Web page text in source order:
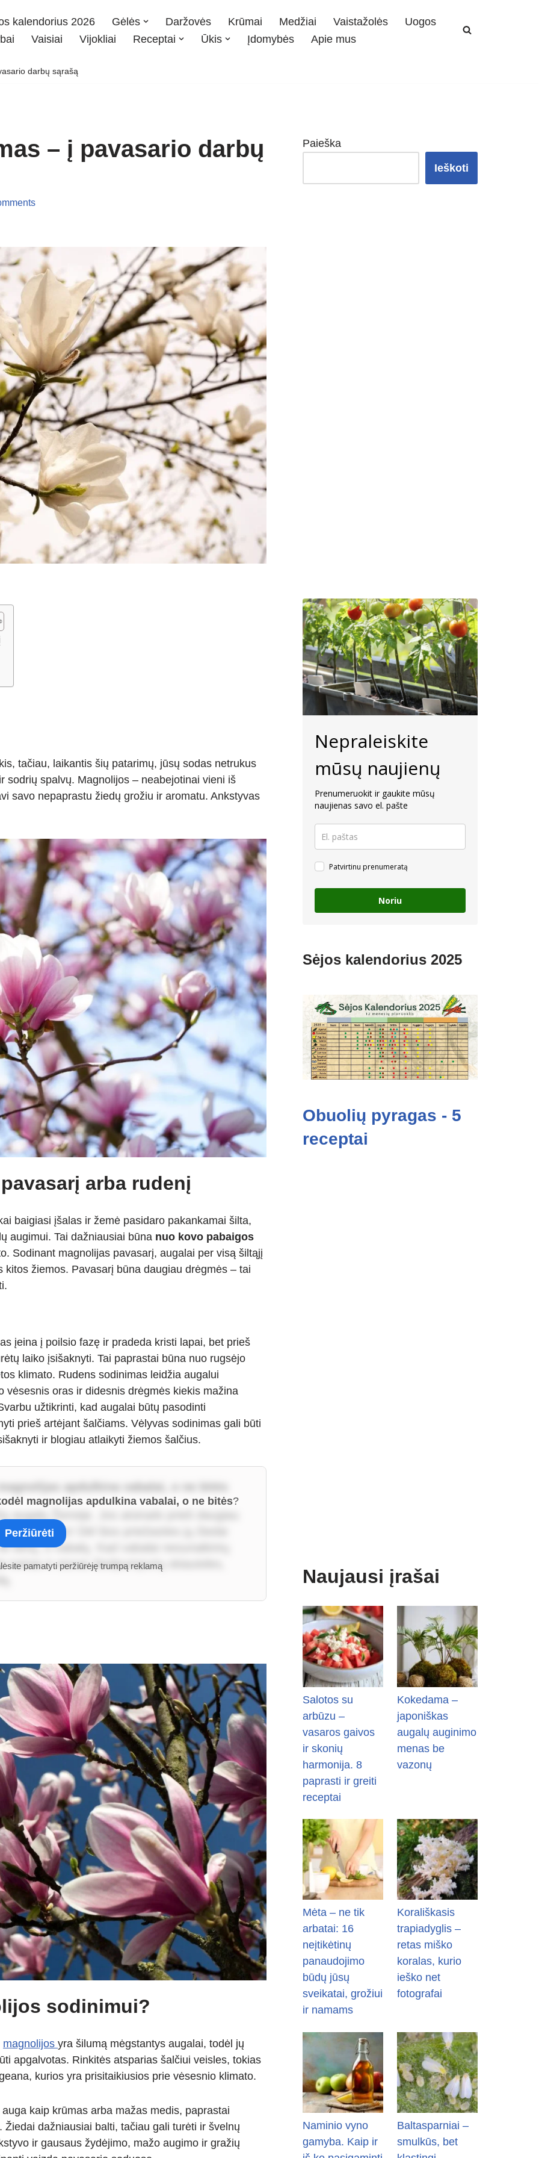
kalendorius 2026 Gėlės Daržovės Krūmai Medžiai Vaistažolės
Uogos
Vaisiai Vijokliai Receptai Ūkis Įdomybės Apie mus
darbų sąrašą
– į pavasario darbų
tačiau, laikantis šių patarimų, jūsų sodas netrukus
sodrių spalvų. Magnolijos – neabejotinai vieni iš
savo nepaprastu žiedų grožiu ir aromatu. Ankstyvas
arba rudenį
baigiasi įšalas ir žemė pasidaro pakankamai šilta,
augimui. Tai dažniausiai būna nuo kovo pabaigos
Sodinant magnolijas pavasarį, augalai per visą šiltąjį
žiemos. Pavasarį būna daugiau drėgmės – tai
įeina į poilsio fazę ir pradeda kristi lapai, bet prieš
laiko įsišaknyti. Tai paprastai būna nuo rugsėjo
klimato. Rudens sodinimas leidžia augalui
vėsesnis oras ir didesnis drėgmės kiekis mažina
užtikrinti, kad augalai būtų pasodinti
prieš artėjant šalčiams. Vėlyvas sodinimas gali būti
ir blogiau atlaikyti žiemos šalčius.
apdulkina vabalai, o ne bitės
bitėms! Dėl šios priežasties jų žiedai
bičių, o vabalų. Kad vabalai nesunaikintų
tvirtas ir storas žiedpumpurių skiauteles,
magnolijas apdulkina vabalai, o ne bitės?
Peržiūrėti
pamatyti peržiūrėję trumpą reklamą
sodinimui?
magnolijos yra šilumą mėgstantys augalai, todėl jų
apgalvotas. Rinkitės atsparias šalčiui veisles, tokias
kurios yra prisitaikiusios prie vėsesnio klimato.
auga kaip krūmas arba mažas medis, paprastai
dažniausiai balti, tačiau gali turėti ir švelnų
ir gausaus žydėjimo, mažo augimo ir gražių
Paieška
Ieškoti
Nepraleiskite
mūsų naujienų
Prenumeruokit ir gaukite mūsų
naujienas savo el. pašte
Patvirtinu prenumeratą
Noriu
Sėjos kalendorius 2025
Obuolių pyragas - 5
receptai
Naujausi įrašai
Salotos su
arbūzu –
vasaros gaivos
ir skonių
harmonija. 8
paprasti ir greiti
receptai
Kokedama –
japoniškas
augalų auginimo
menas be
vazonų
Mėta – ne tik
arbatai: 16
neįtikėtinų
panaudojimo
būdų jūsų
sveikatai, grožiui
ir namams
Korališkasis
trapiadyglis –
retas miško
koralas, kurio
ieško net
fotografai
Naminio vyno
gamyba. Kaip ir
Baltasparniai –
smulkūs, bet